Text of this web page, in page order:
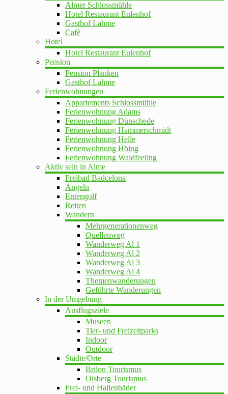
Almer Schlossmühle
Hotel Restaurant Eulenhof
Gasthof Lahme
Cafè
Hotel
Hotel Restaurant Eulenhof
Pension
Pension Planken
Gasthof Lahme
Ferienwohnungen
Appartements Schlossmühle
Ferienwohnung Adams
Ferienwohnung Dünschede
Ferienwohnung Hammerschmidt
Ferienwohnung Helle
Ferienwohnung Höing
Ferienwohnung Waldfeeling
Aktiv sein in Alme
Freibad Badcelona
Angeln
Entengolf
Reiten
Wandern
Mehrgenerationenweg
Quellenweg
Wanderweg Al 1
Wanderweg Al 2
Wanderweg Al 3
Wanderweg Al 4
Themenwanderungen
Geführte Wanderungen
In der Umgebung
Ausflugsziele
Museen
Tier- und Freizeitparks
Indoor
Outdoor
Städte/Orte
Brilon Tourismus
Olsberg Tourismus
Frei- und Hallenbäder